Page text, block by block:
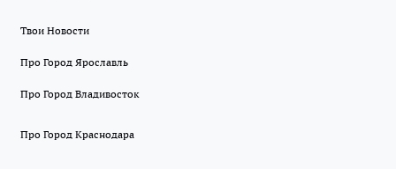
Твои Новости
Про Город Ярославль
Про Город Владивосток
Про Город Краснодара